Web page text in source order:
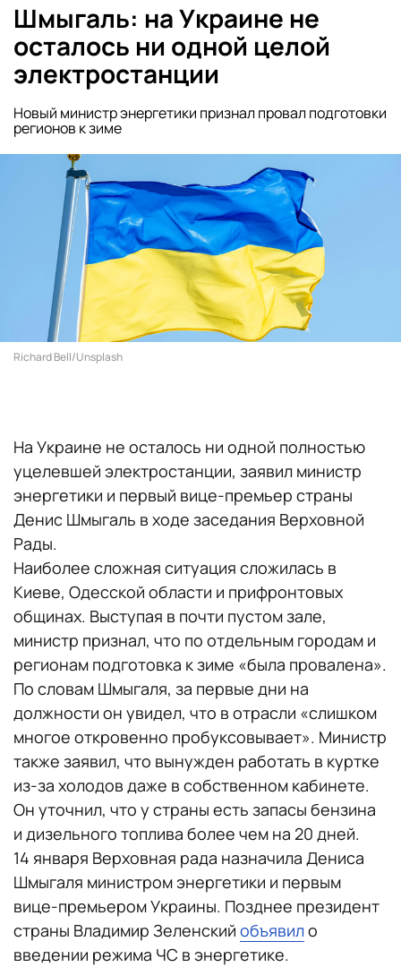
Шмыгаль: на Украине не
осталось ни одной целой
электростанции
Новый министр энергетики признал провал подготовки
регионов к зиме
Richard Bell/Unsplash
На Украине не осталось ни одной полностью
уцелевшей электростанции, заявил министр
энергетики и первый вице-премьер страны
Денис Шмыгаль в ходе заседания Верховной
Рады.
Наиболее сложная ситуация сложилась в
Киеве, Одесской области и прифронтовых
общинах. Выступая в почти пустом зале,
министр признал, что по отдельным городам и
регионам подготовка к зиме «была провалена».
По словам Шмыгаля, за первые дни на
должности он увидел, что в отрасли «слишком
многое откровенно пробуксовывает». Министр
также заявил, что вынужден работать в куртке
из-за холодов даже в собственном кабинете.
Он уточнил, что у страны есть запасы бензина
и дизельного топлива более чем на 20 дней.
14 января Верховная рада назначила Дениса
Шмыгаля министром энергетики и первым
вице-премьером Украины. Позднее президент
страны Владимир Зеленский объявило
введении режима ЧС в энергетике.